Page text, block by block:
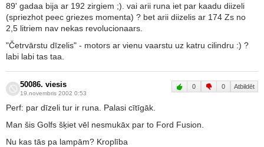
89' gadaa bija ar 192 zirgiem ;). vai arii runa iet par kaadu diizeli
(spriezhot peec griezes momenta) ? bet arii diizelis ar 174 Zs no
2,5 litriem nav nekas revolucionaars.
"Četrvārstu dīzelis" - motors ar vienu vaarstu uz katru cilindru :) ?
labi labi tas taa.
50086. viesis
19.novembris 2002 0:53
0 0 Atbildēt
Perf: par dīzeli tur ir runa. Palasi cītīgāk.
Man šis Golfs šķiet vēl nesmukāx par to Ford Fusion.
Nu kas tās pa lampām? Kroplība